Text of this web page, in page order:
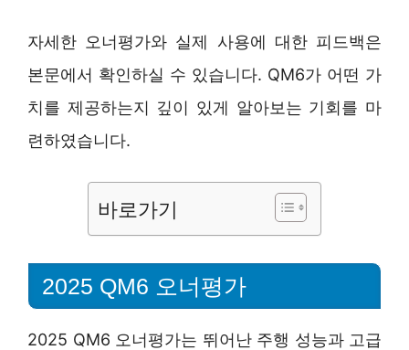
자세한 오너평가와 실제 사용에 대한 피드백은
본문에서 확인하실 수 있습니다. QM6가 어떤 가
치를 제공하는지 깊이 있게 알아보는 기회를 마
련하였습니다.
바로가기
2025 QM6 오너평가
2025 QM6 오너평가는 뛰어난 주행 성능과 고급